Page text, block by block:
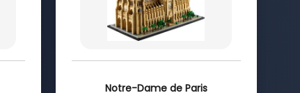
Notre-Dame de Paris